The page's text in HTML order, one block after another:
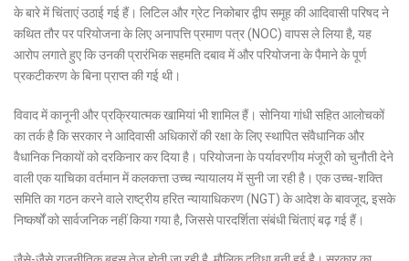
के बारे में चिंताएं उठाई गई हैं। लिटिल और ग्रेट निकोबार द्वीप समूह की आदिवासी परिषद ने
कथित तौर पर परियोजना के लिए अनापत्ति प्रमाण पत्र (NOC) वापस ले लिया है, यह
आरोप लगाते हुए कि उनकी प्रारंभिक सहमति दबाव में और परियोजना के पैमाने के पूर्ण
प्रकटीकरण के बिना प्राप्त की गई थी।
विवाद में कानूनी और प्रक्रियात्मक खामियां भी शामिल हैं। सोनिया गांधी सहित आलोचकों
का तर्क है कि सरकार ने आदिवासी अधिकारों की रक्षा के लिए स्थापित संवैधानिक और
वैधानिक निकायों को दरकिनार कर दिया है। परियोजना के पर्यावरणीय मंजूरी को चुनौती देने
वाली एक याचिका वर्तमान में कलकत्ता उच्च न्यायालय में सुनी जा रही है। एक उच्च-शक्ति
समिति का गठन करने वाले राष्ट्रीय हरित न्यायाधिकरण (NGT) के आदेश के बावजूद, इसके
निष्कर्षों को सार्वजनिक नहीं किया गया है, जिससे पारदर्शिता संबंधी चिंताएं बढ़ गई हैं।